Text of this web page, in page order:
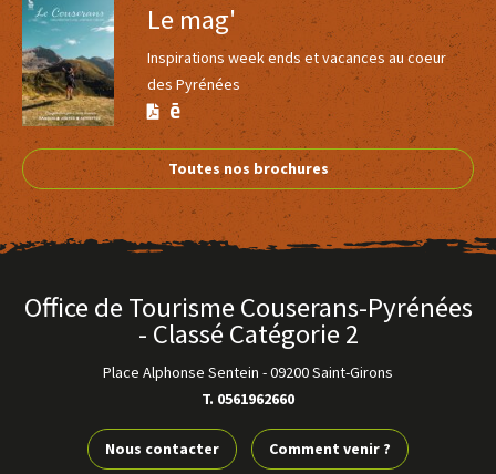
Le mag'
Inspirations week ends et vacances au coeur
des Pyrénées
Version
PDF
Version
Calaméo
Toutes nos brochures
Office de Tourisme Couserans-Pyrénées
- Classé Catégorie 2
Place Alphonse Sentein -09200 Saint-Girons
T. 0561962660
Nous contacter Comment venir ?